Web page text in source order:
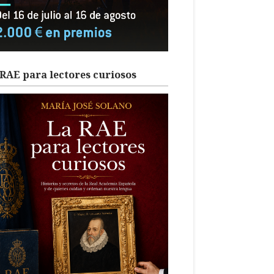
para lectores curiosos